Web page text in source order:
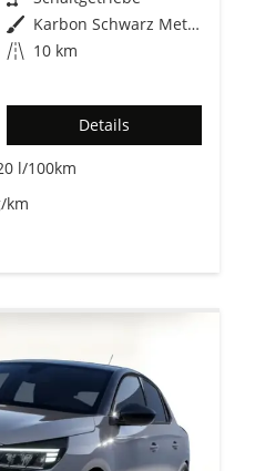
Außenfarbe
Karbon Schwarz Metallic
Kilometerstand 10 km
Details
l/100km
km